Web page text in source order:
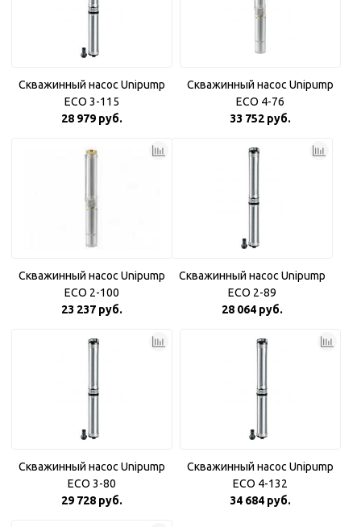
Скважинный насос Unipump
ECO 3-115
28 979 руб.
Скважинный насос Unipump
ECO 4-76
33 752 руб.
Скважинный насос Unipump
ECO 2-100
23 237 руб.
Скважинный насос Unipump
ECO 2-89
28 064 руб.
Скважинный насос Unipump
ECO 3-80
29 728 руб.
Скважинный насос Unipump
ECO 4-132
34 684 руб.